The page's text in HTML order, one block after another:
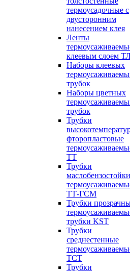
термоусадочные с
двусторонним
нанесением клея
Ленты
клеевым слоем
Наборы клеевых
трубок
Наборы цветных
трубок
Трубки
фторопластовые
ТТ
Трубки
ТТ-ГСМ
Трубки
трубки KST
Трубки
среднестенные
ТСТ
Трубки